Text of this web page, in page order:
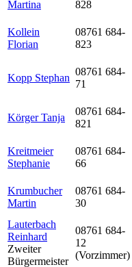
Martina
828
Kollein
Florian
08761 684-
823
Kopp Stephan
08761 684-
71
Körger Tanja
08761 684-
821
Kreitmeier
Stephanie
08761 684-
66
Krumbucher
Martin
08761 684-
30
Lauterbach
Reinhard
Zweiter
Bürgermeister
08761 684-
12
(Vorzimmer)